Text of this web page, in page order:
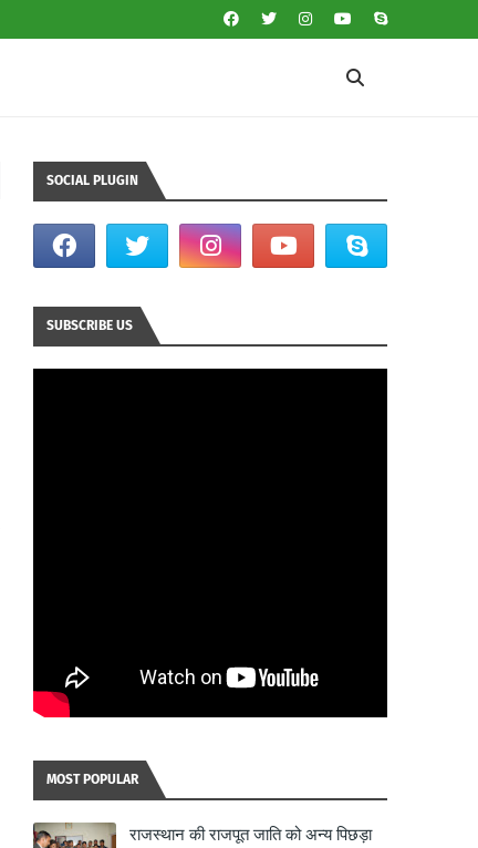
SOCIAL PLUGIN
SUBSCRIBE US
MOST POPULAR
राजस्थान की राजपूत जाति को अन्य पिछड़ा